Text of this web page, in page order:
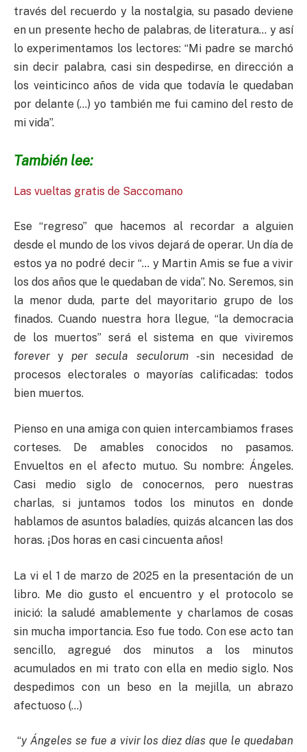
través del recuerdo y la nostalgia, su pasado deviene
en un presente hecho de palabras, de literatura… y así
lo experimentamos los lectores: “Mi padre se marchó
sin decir palabra, casi sin despedirse, en dirección a
los veinticinco años de vida que todavía le quedaban
por delante (…) yo también me fui camino del resto de
mi vida”.
También lee:
Las vueltas gratis de Saccomano
Ese “regreso” que hacemos al recordar a alguien
desde el mundo de los vivos dejará de operar. Un día de
estos ya no podré decir “… y Martin Amis se fue a vivir
los dos años que le quedaban de vida”. No. Seremos, sin
la menor duda, parte del mayoritario grupo de los
finados. Cuando nuestra hora llegue, “la democracia
de los muertos” será el sistema en que viviremos
forever yper secula seculorum -sin necesidad de
procesos electorales o mayorías calificadas: todos
bien muertos.
Pienso en una amiga con quien intercambiamos frases
corteses. De amables conocidos no pasamos.
Envueltos en el afecto mutuo. Su nombre: Ángeles.
Casi medio siglo de conocernos, pero nuestras
charlas, si juntamos todos los minutos en donde
hablamos de asuntos baladíes, quizás alcancen las dos
horas. ¡Dos horas en casi cincuenta años!
La vi el 1 de marzo de 2025 en la presentación de un
libro. Me dio gusto el encuentro y el protocolo se
inició: la saludé amablemente y charlamos de cosas
sin mucha importancia. Eso fue todo. Con ese acto tan
sencillo, agregué dos minutos a los minutos
acumulados en mi trato con ella en medio siglo. Nos
despedimos con un beso en la mejilla, un abrazo
afectuoso (…)
“y Ángeles se fue a vivir los diez días que le quedaban